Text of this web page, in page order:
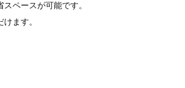
ペースが可能です。
ます。